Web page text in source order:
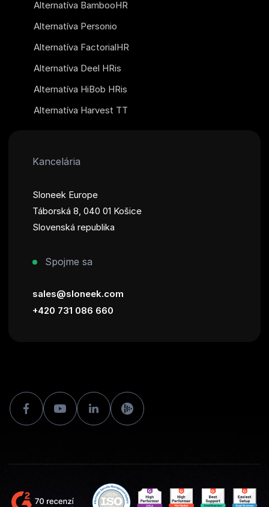
Alternatíva BambooHR
Alternatíva Personio
Alternatíva FactorialHR
Alternatíva Deel HRis
Alternatíva HiBob HRis
Alternatíva Harvest TT
Kancelária
Sloneek Europe
Táborská 8, 040 01 Košice
Slovenská republika
Spojme sa
sales@sloneek.com
+420 731 086 660